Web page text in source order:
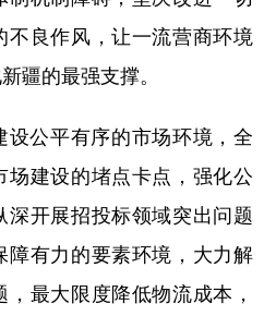
良作风，让一流营商环境
疆的最强支撑。
公平有序的市场环境，全
建设的堵点卡点，强化公
开展招投标领域突出问题
有力的要素环境，大力解
最大限度降低物流成本，